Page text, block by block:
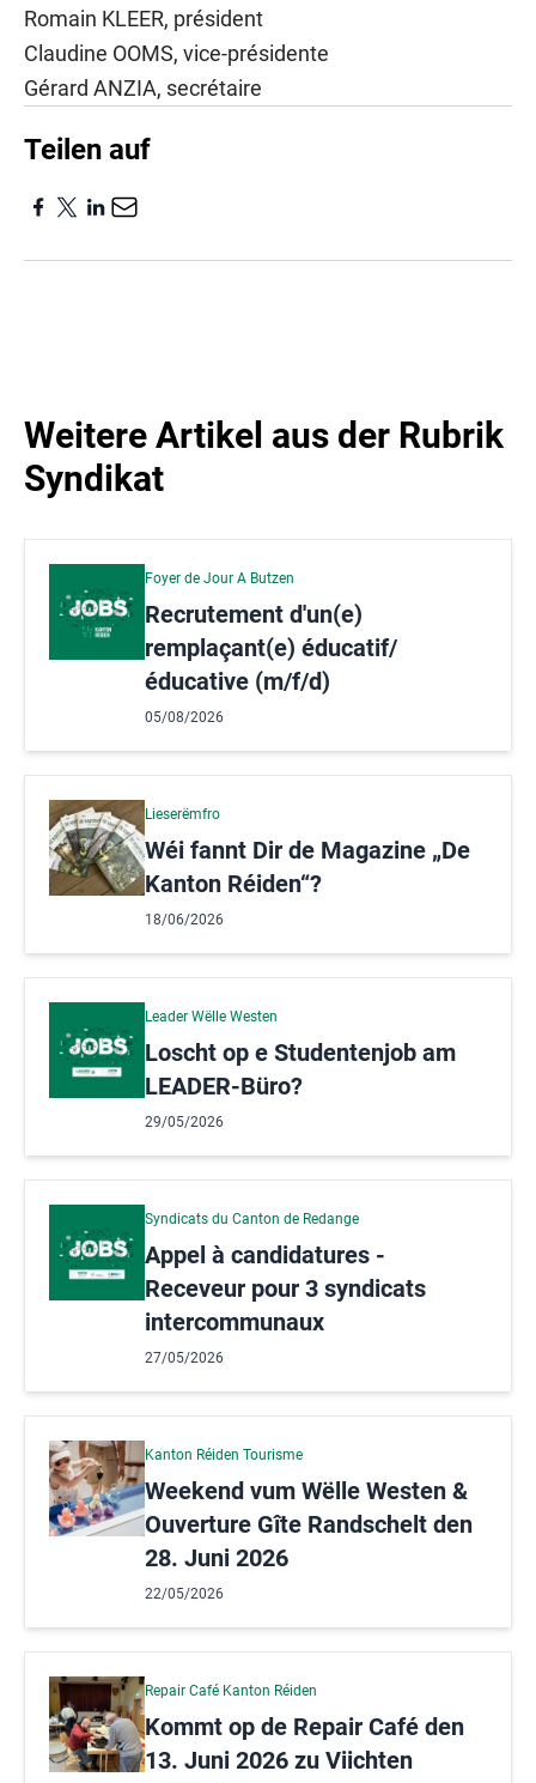
Romain KLEER, président
Claudine OOMS, vice-présidente
Gérard ANZIA, secrétaire
Teilen auf
Weitere Artikel aus der Rubrik
Syndikat
Foyer de Jour A Butzen
Recrutement d'un(e)
remplaçant(e) éducatif/
éducative (m/f/d)
05/08/2026
Lieserëmfro
Wéi fannt Dir de Magazine „De
Kanton Réiden“?
18/06/2026
Leader Wëlle Westen
Loscht op e Studentenjob am
LEADER-Büro?
29/05/2026
Syndicats du Canton de Redange
Appel à candidatures -
Receveur pour 3 syndicats
intercommunaux
27/05/2026
Kanton Réiden Tourisme
Weekend vum Wëlle Westen &
Ouverture Gîte Randschelt den
28. Juni 2026
22/05/2026
Repair Café Kanton Réiden
Kommt op de Repair Café den
13. Juni 2026 zu Viichten